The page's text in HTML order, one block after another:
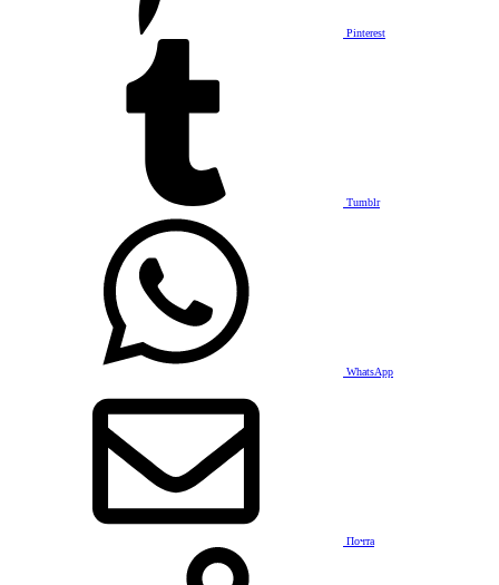
Pinterest
Tumblr
WhatsApp
Почта